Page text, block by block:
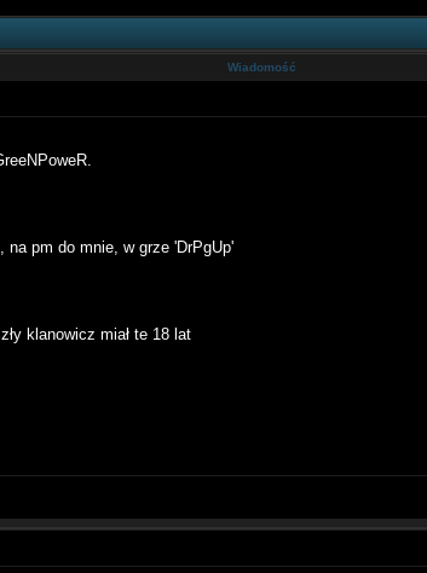
Wiadomość
pm do mnie, w grze 'DrPgUp'
klanowicz miał te 18 lat